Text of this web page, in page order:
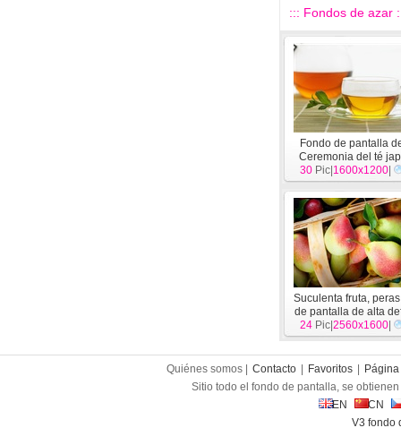
::: Fondos de azar
Fondo de pantalla
Ceremonia del té
[Otro]
30 Pic| 1600x1200
Suculenta fruta,
de pantalla de alta
en primer plano [
24 Pic|2560x1600
Quiénes somos | Contacto Favoritos
Sitio todo el fondo de pantalla, se
EN
CN
V3 fondo